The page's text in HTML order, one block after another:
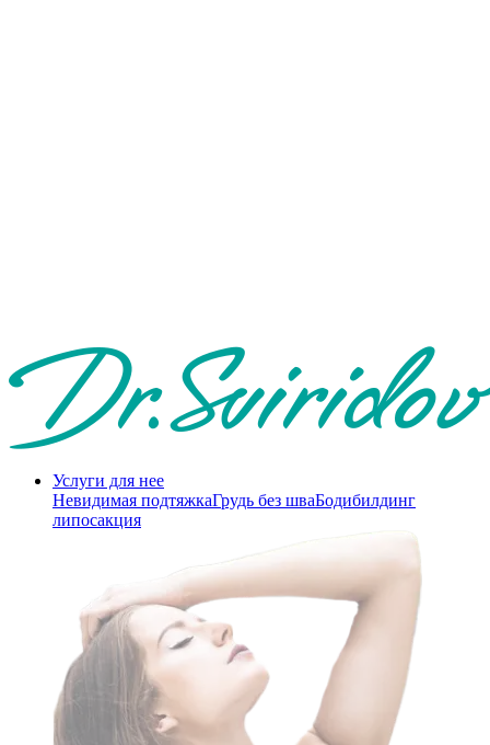
Услуги для нее
Невидимая подтяжкаГрудь без шваБодибилдинг
липосакция